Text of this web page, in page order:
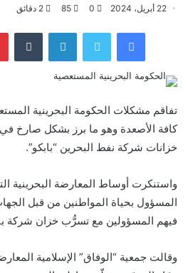
22 أبريل، 2024 0
85
فيسبوك لينكدإن
تفاقم مشكلات الحكومة البحرينية
كافة الأصعدة وهو ما برز بشكل صارخ
خزانات شركة نفط البحرين “بابكو”.
واستنكرت أوساط المعارضة البحرينية
المسؤول بحياة المواطنين من قبل
فيهم المسؤولين مع تسرُّب خزان شركة
وقالت جمعية “الوفاق” الإسلامية